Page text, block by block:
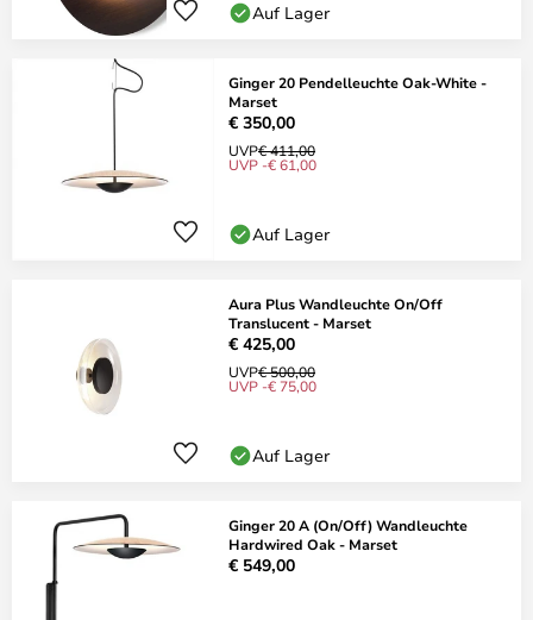
Auf Lager
Ginger 20 Pendelleuchte Oak-White -
Marset
€ 350,00
UVP€ 411,00
UVP -€ 61,00
Auf Lager
Aura Plus Wandleuchte On/Off
Translucent - Marset
€ 425,00
UVP€ 500,00
UVP -€ 75,00
Auf Lager
Ginger 20 A (On/Off) Wandleuchte
Hardwired Oak - Marset
€ 549,00